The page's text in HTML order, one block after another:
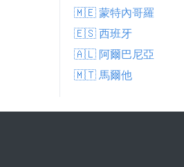
🇲🇪 蒙特內哥羅
🇪🇸 西班牙
🇦🇱 阿爾巴尼亞
🇲🇹 馬爾他